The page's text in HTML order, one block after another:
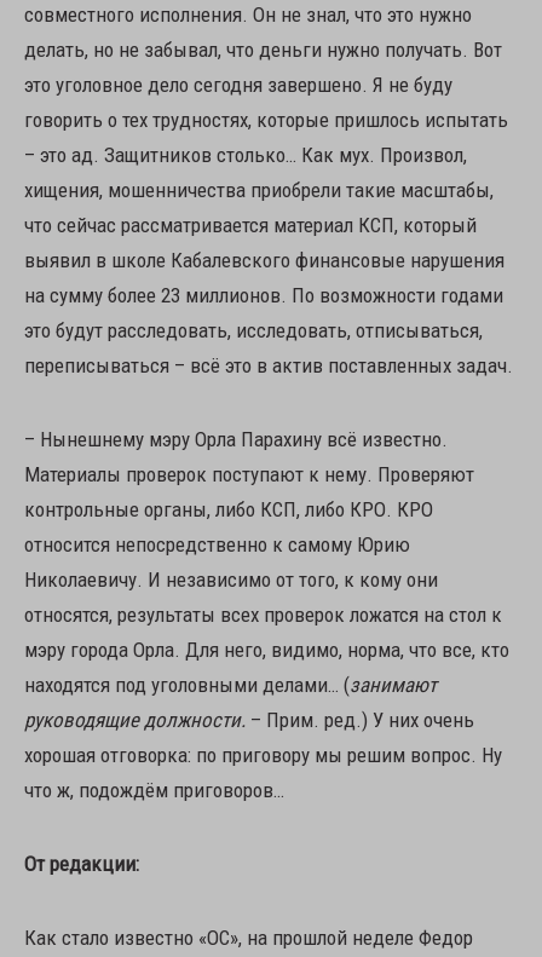
совместного исполнения. Он не знал, что это нужно
делать, но не забывал, что деньги нужно получать. Вот
это уголовное дело сегодня завершено. Я не буду
говорить о тех трудностях, которые пришлось испытать
– это ад. Защитников столько… Как мух. Произвол,
хищения, мошенничества приобрели такие масштабы,
что сейчас рассматривается материал КСП, который
выявил в школе Кабалевского финансовые нарушения
на сумму более 23 миллионов. По возможности годами
это будут расследовать, исследовать, отписываться,
переписываться – всё это в актив поставленных задач.
– Нынешнему мэру Орла Парахину всё известно.
Материалы проверок поступают к нему. Проверяют
контрольные органы, либо КСП, либо КРО. КРО
относится непосредственно к самому Юрию
Николаевичу. И независимо от того, к кому они
относятся, результаты всех проверок ложатся на стол к
мэру города Орла. Для него, видимо, норма, что все, кто
находятся под уголовными делами… (занимают
руководящие должности. – Прим. ред.) У них очень
хорошая отговорка: по приговору мы решим вопрос. Ну
что ж, подождём приговоров…
От редакции:
Как стало известно «ОС», на прошлой неделе Федор